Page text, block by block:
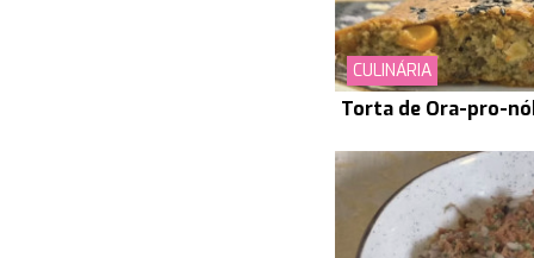
CULINÁRIA
Torta de Ora-pro-